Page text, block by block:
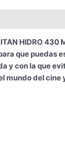
HIDRO
que puedas
y con la que
mundo del cine